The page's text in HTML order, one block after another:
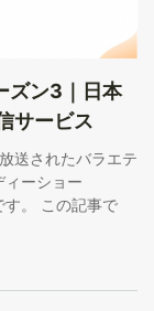
ズン3｜日本
サービス
送されたバラエテ
ィーショー
す。 この記事で